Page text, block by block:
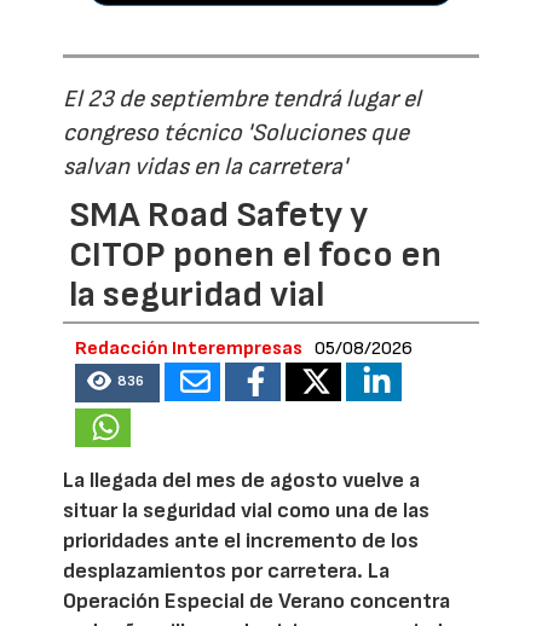
El 23 de septiembre tendrá lugar el
congreso técnico 'Soluciones que
salvan vidas en la carretera'
SMA Road Safety y
CITOP ponen el foco en
la seguridad vial
Redacción Interempresas 05/08/2026
836
La llegada del mes de agosto vuelve a
situar la seguridad vial como una de las
prioridades ante el incremento de los
desplazamientos por carretera. La
Operación Especial de Verano concentra